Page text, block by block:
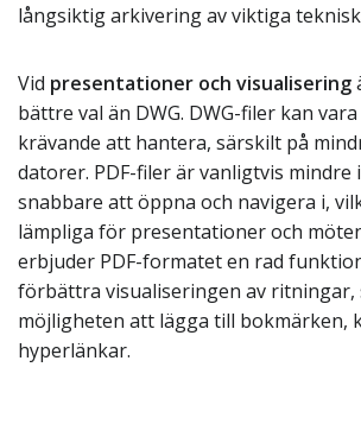
långsiktig arkivering av viktiga
Vid presentationer och visualisering
bättre val än DWG. DWG-filer kan
krävande att hantera, särskilt på
datorer. PDF-filer är vanligtvis mindre
snabbare att öppna och navigera i,
lämpliga för presentationer och
erbjuder PDF-formatet en rad
förbättra visualiseringen av ritningar,
möjligheten att lägga till bokmärken,
hyperlänkar.